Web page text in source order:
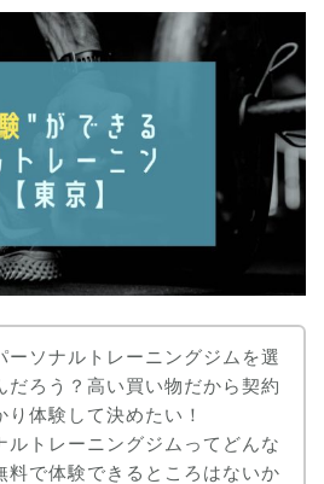
ーソナルトレーニングジムを選
だろう？高い買い物だから契約
り体験して決めたい！
ルトレーニングジムってどんな
料で体験できるところはないか